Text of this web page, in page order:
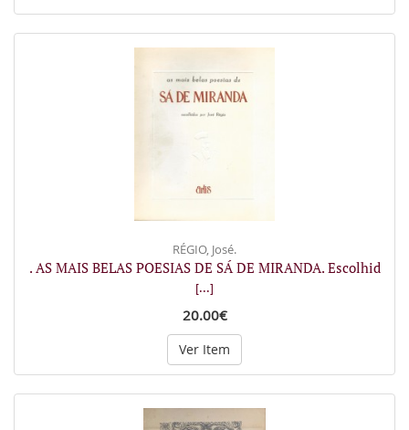
RÉGIO, José.
. AS MAIS BELAS POESIAS DE SÁ DE MIRANDA. Escolhid
[...]
20.00€
Ver Item